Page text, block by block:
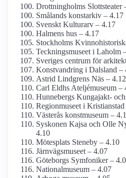
Drottning­holms Slottsteater
Smålands konstarkiv – 4.17
Svenskt Kulturarv – 4.17
Halmens hus – 4.17
Stockholms
Teckningsmuseet i Laholm
Sveriges centrum för
Konstvandring i Dalsland –
Astrid Lindgrens Näs – 4.12
Carl Eldhs Ateljémuseum –
Hunnebergs Kungajakt-
Regionmuseet i
Västerås konstmuseum –
Syskonen Kajsa och Olle
4.10
Mötesplats Steneby – 4.10
Järnvägs­museet – 4.07
Göteborgs Symfoniker –
National­museum – 4.07